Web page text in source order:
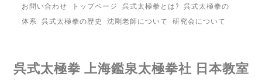
お問い合わせ トップページ 呉式太極拳とは?
呉式太極拳の
体系
呉式太極拳の歴史 沈剛老師について 研究会について
呉式太極拳 上海鑑泉太極拳社 日本教室